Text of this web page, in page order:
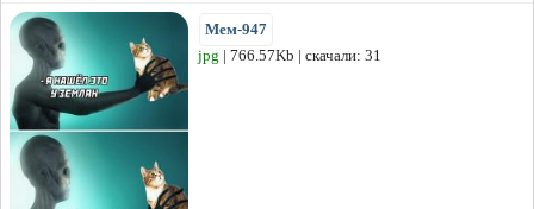
Мем-947
jpg | 766.57Kb | скачали: 31